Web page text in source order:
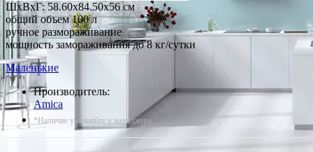
ШхВхГ: 58.60х84.50х56 см
общий объем 100 л
ручное размораживание
мощность замораживания до 8 кг/сутки
Маленькие
Производитель:
Amica
*Наличие уточняйте у менеджера